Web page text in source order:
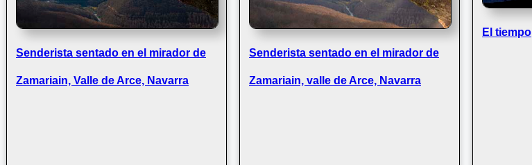
Senderista sentado en el mirador de
Zamariain, Valle de Arce, Navarra
Senderista sentado en el mirador de
Zamariain, valle de Arce, Navarra
El tiempo